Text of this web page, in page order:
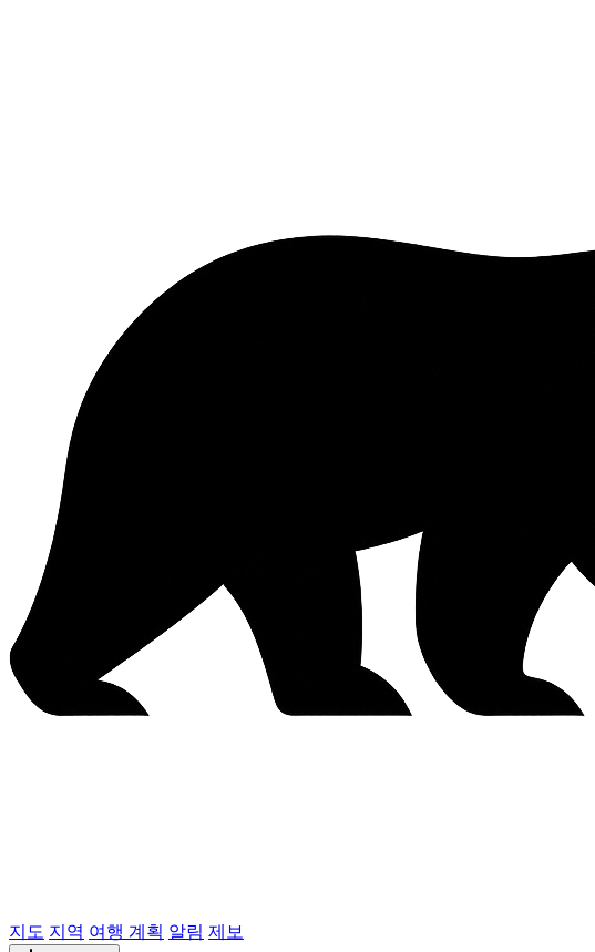
지도 지역 여행 계획 알림 제보